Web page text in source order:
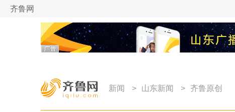
齐鲁网
新闻 > 山东新闻 > 齐鲁原创